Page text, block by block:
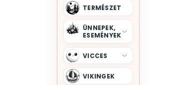
TERMÉSZET
ÜNNEPEK,
ESEMÉNYEK
VICCES
VIKINGEK